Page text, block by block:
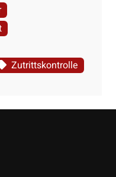
Zutrittskontrolle